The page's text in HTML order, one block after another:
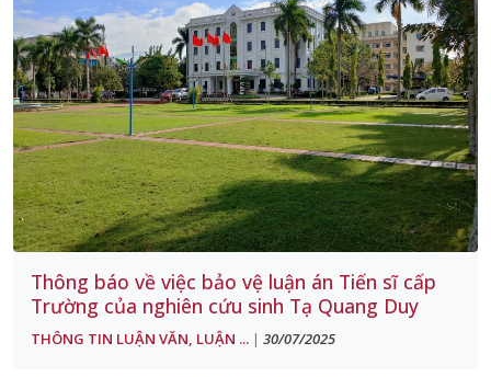
Thông báo về việc bảo vệ luận án Tiến sĩ cấp
Trường của nghiên cứu sinh Tạ Quang Duy
THÔNG TIN LUẬN VĂN, LUẬN ... | 30/07/2025